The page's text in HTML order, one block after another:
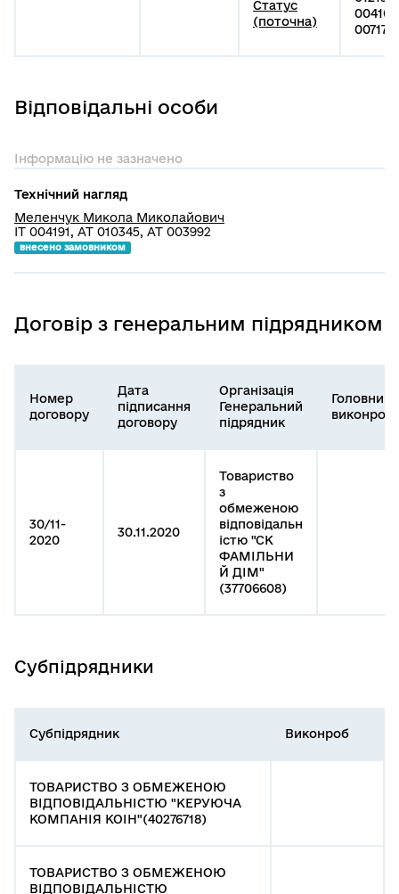
Статус
(поточна)
007176
Відповідальні особи
Інформацію не зазначено
Технічний нагляд
Меленчук Микола Миколайович
ІТ 004191, АТ 010345, АТ 003992
внесено замовником
Договір з генеральним підрядником
Номер
договору
Дата
підписання
договору
Організація
Генеральний
підрядник
Головний
виконроб
30/11-
2020
30.11.2020
Товариство
з
обмеженою
відповідальн
істю "СК
ФАМІЛЬНИ
Й ДІМ"
(37706608)
Субпідрядники
Субпідрядник Виконроб
ТОВАРИСТВО З ОБМЕЖЕНОЮ
ВІДПОВІДАЛЬНІСТЮ "КЕРУЮЧА
КОМПАНІЯ КОІН"(40276718)
ТОВАРИСТВО З ОБМЕЖЕНОЮ
ВІДПОВІДАЛЬНІСТЮ